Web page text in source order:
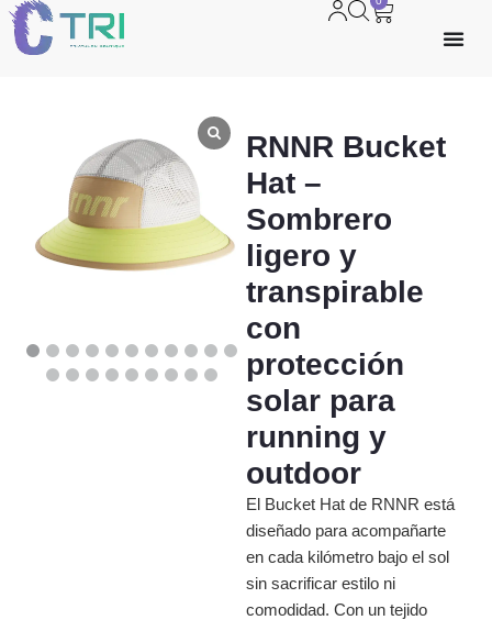
RNNR Bucket
Hat –
Sombrero
ligero y
transpirable
con
protección
solar para
running y
outdoor
El Bucket Hat de RNNR está
diseñado para acompañarte
en cada kilómetro bajo el sol
sin sacrificar estilo ni
comodidad. Con un tejido